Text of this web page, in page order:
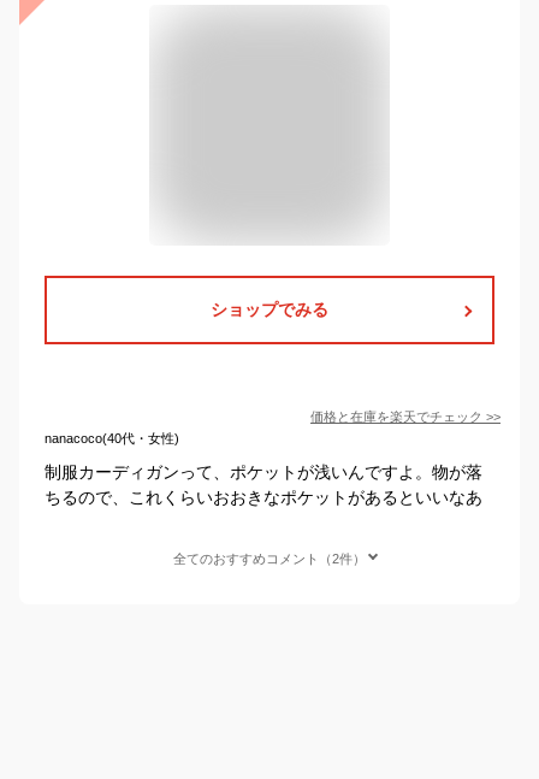
ショップでみる
価格と在庫を楽天でチェック >>
nanacoco(40代・女性)
制服カーディガンって、ポケットが浅いんですよ。物が落
ちるので、これくらいおおきなポケットがあるといいなあ
全てのおすすめコメント（2件）